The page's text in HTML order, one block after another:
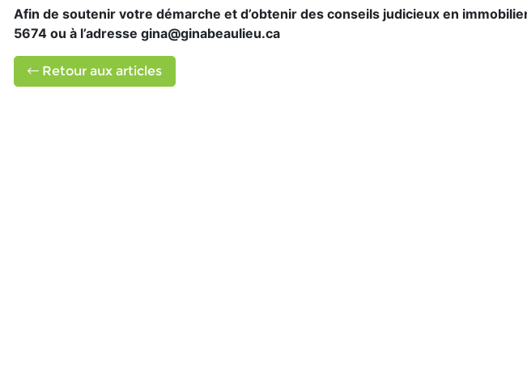
Afin de soutenir votre démarche et d’obtenir des conseils judicieux en
5674 ou à l’adresse gina@ginabeaulieu.ca
Retour aux articles